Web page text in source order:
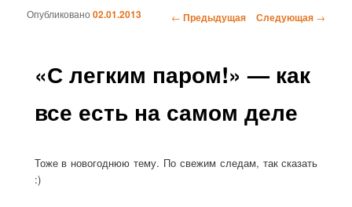
Навигация по записям
← Предыдущая Следующая →
«С легким паром!» — как
все есть на самом деле
Опубликовано02.01.2013
Тоже в новогоднюю тему. По свежим следам, так сказать
:)